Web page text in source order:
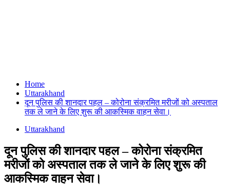
Home
Uttarakhand
दून पुलिस की शानदार पहल – कोरोना संक्रमित मरीजों को अस्पताल
तक ले जाने के लिए शुरू की आकस्मिक वाहन सेवा।
Uttarakhand
दून पुलिस की शानदार पहल – कोरोना संक्रमित
मरीजों को अस्पताल तक ले जाने के लिए शुरू की
आकस्मिक वाहन सेवा।